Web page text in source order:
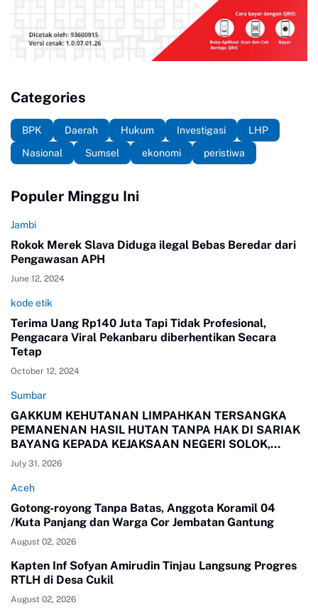
Categories
BPK Daerah Hukum Investigasi
LHP
Nasional
Sumsel ekonomi peristiwa
Populer Minggu Ini
Jambi
Rokok Merek Slava Diduga ilegal Bebas Beredar dari
Pengawasan APH
June 12, 2024
kode etik
Terima Uang Rp140 Juta Tapi Tidak Profesional,
Pengacara Viral Pekanbaru diberhentikan Secara
Tetap
October 12, 2024
Sumbar
GAKKUM KEHUTANAN LIMPAHKAN TERSANGKA
PEMANENAN HASIL HUTAN TANPA HAK DI SARIAK
BAYANG KEPADA KEJAKSAAN NEGERI SOLOK,
SUMBAR
July 31, 2026
Aceh
Gotong-royong Tanpa Batas, Anggota Koramil 04
/Kuta Panjang dan Warga Cor Jembatan Gantung
August 02, 2026
Kapten Inf Sofyan Amirudin Tinjau Langsung Progres
RTLH di Desa Cukil
August 02, 2026